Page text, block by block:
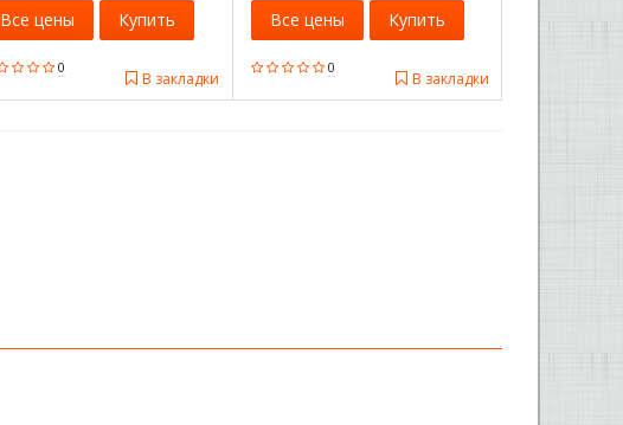
0
В закладки
Все цены Купить
0
В закладки
Все цены Купить